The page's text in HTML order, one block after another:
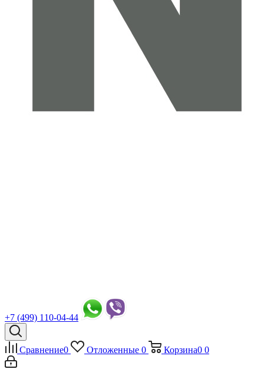
+7 (499) 110-04-44
Сравнение0 Отложенные 0 Корзина0 0